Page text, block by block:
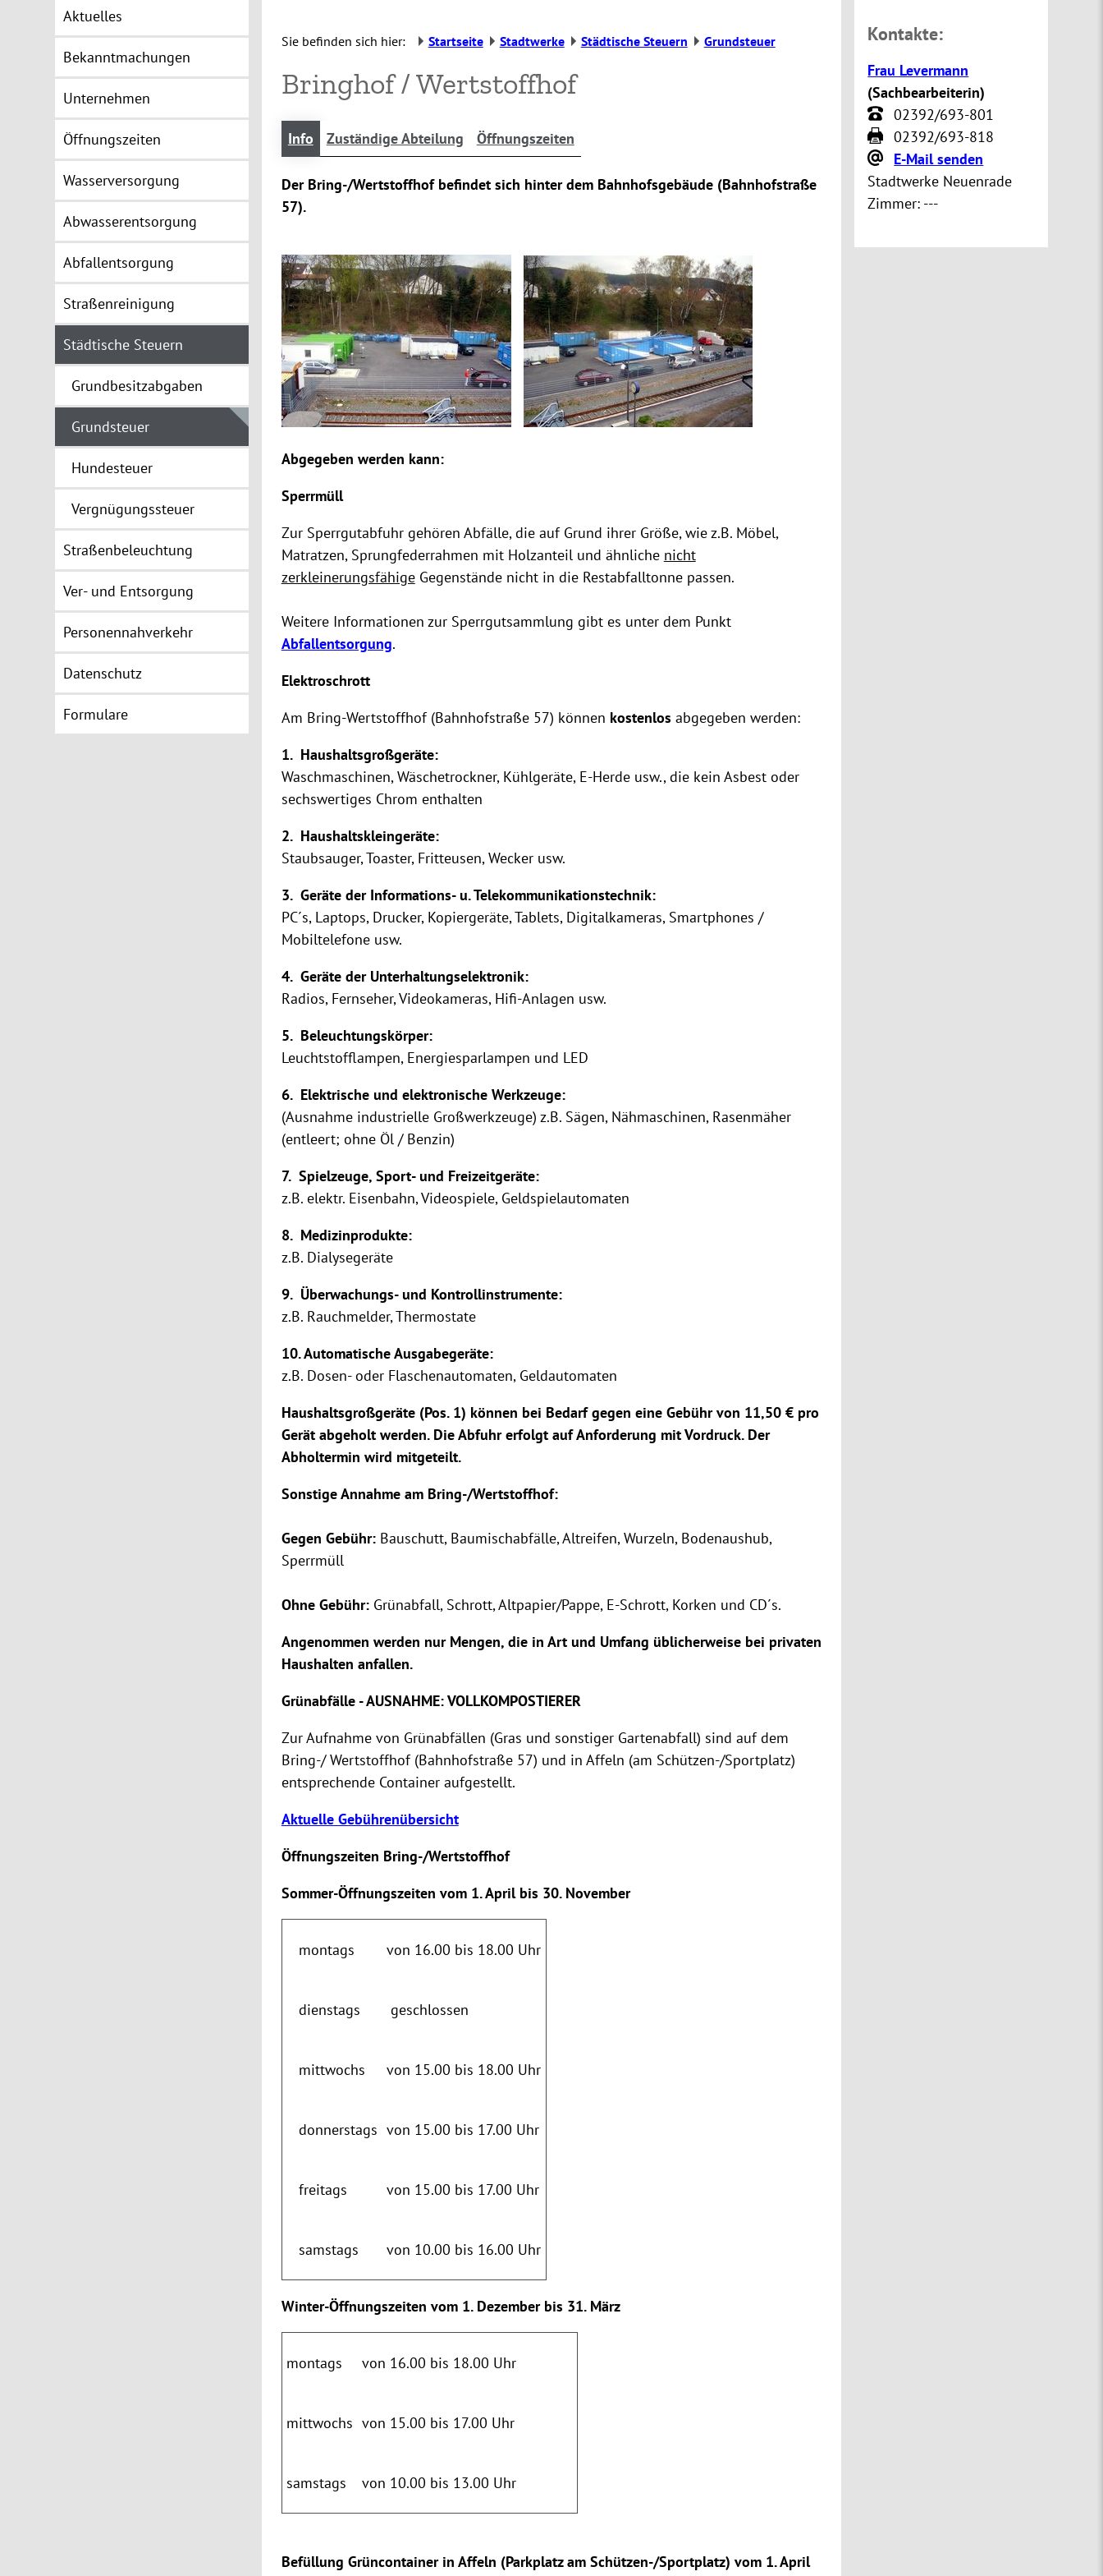
Aktuelles
Bekanntmachungen
Unternehmen
Öffnungszeiten
Wasserversorgung
Abwasserentsorgung
Abfallentsorgung
Straßenreinigung
Städtische Steuern
Grundbesitzabgaben
Grundsteuer
Hundesteuer
Vergnügungssteuer
Straßenbeleuchtung
Ver- und Entsorgung
Personennahverkehr
Datenschutz
Formulare
Sie befinden sich hier: Startseite Stadtwerke Städtische Steuern Grundsteuer
Bringhof / Wertstoffhof
Info Zuständige Abteilung Öffnungszeiten
Der Bring-/Wertstoffhof befindet sich hinter dem Bahnhofsgebäude (Bahnhofstraße
57).
Abgegeben werden kann:
Sperrmüll
Zur Sperrgutabfuhr gehören Abfälle, die auf Grund ihrer Größe, wie z.B. Möbel,
Matratzen, Sprungfederrahmen mit Holzanteil und ähnliche nicht
zerkleinerungsfähigeGegenstände nicht in die Restabfalltonne passen.
Weitere Informationen zur Sperrgutsammlung gibt es unter dem Punkt
Abfallentsorgung.
Elektroschrott
Am Bring-Wertstoffhof (Bahnhofstraße 57) können kostenlos abgegeben werden:
1. Haushaltsgroßgeräte:
Waschmaschinen, Wäschetrockner, Kühlgeräte, E-Herde usw., die kein Asbest oder
sechswertiges Chrom enthalten
2. Haushaltskleingeräte:
Staubsauger, Toaster, Fritteusen, Wecker usw.
3. Geräte der Informations- u. Telekommunikationstechnik:
PC´s, Laptops, Drucker, Kopiergeräte, Tablets, Digitalkameras, Smartphones /
Mobiltelefone usw.
4. Geräte der Unterhaltungselektronik:
Radios, Fernseher, Videokameras, Hifi-Anlagen usw.
5. Beleuchtungskörper:
Leuchtstofflampen, Energiesparlampen und LED
6. Elektrische und elektronische Werkzeuge:
(Ausnahme industrielle Großwerkzeuge) z.B. Sägen, Nähmaschinen, Rasenmäher
(entleert; ohne Öl / Benzin)
7. Spielzeuge, Sport- und Freizeitgeräte:
z.B. elektr. Eisenbahn, Videospiele, Geldspielautomaten
8. Medizinprodukte:
z.B. Dialysegeräte
9. Überwachungs- und Kontrollinstrumente:
z.B. Rauchmelder, Thermostate
10. Automatische Ausgabegeräte:
z.B. Dosen- oder Flaschenautomaten, Geldautomaten
Haushaltsgroßgeräte (Pos. 1) können bei Bedarf gegen eine Gebühr von 11,50 € pro
Gerät abgeholt werden. Die Abfuhr erfolgt auf Anforderung mit Vordruck. Der
Abholtermin wird mitgeteilt.
Sonstige Annahme am Bring-/Wertstoffhof:
Gegen Gebühr:Bauschutt, Baumischabfälle, Altreifen, Wurzeln, Bodenaushub,
Sperrmüll
Ohne Gebühr:Grünabfall, Schrott, Altpapier/Pappe, E-Schrott, Korken und CD´s.
Angenommen werden nur Mengen, die in Art und Umfang üblicherweise bei privaten
Haushalten anfallen.
Grünabfälle - AUSNAHME: VOLLKOMPOSTIERER
Zur Aufnahme von Grünabfällen (Gras und sonstiger Gartenabfall) sind auf dem
Bring-/ Wertstoffhof (Bahnhofstraße 57) und in Affeln (am Schützen-/Sportplatz)
entsprechende Container aufgestellt.
Aktuelle Gebührenübersicht
Öffnungszeiten Bring-/Wertstoffhof
Sommer-Öffnungszeiten vom 1. April bis 30. November
montags von 16.00 bis 18.00 Uhr
dienstags geschlossen
mittwochs von 15.00 bis 18.00 Uhr
donnerstags von 15.00 bis 17.00 Uhr
freitags von 15.00 bis 17.00 Uhr
samstags von 10.00 bis 16.00 Uhr
Winter-Öffnungszeiten vom 1. Dezember bis 31. März
montags von 16.00 bis 18.00 Uhr
mittwochs von 15.00 bis 17.00 Uhr
samstags von 10.00 bis 13.00 Uhr
Befüllung Grüncontainer in Affeln (Parkplatz am Schützen-/Sportplatz) vom 1. April
Kontakte:
Frau Levermann
(Sachbearbeiterin)
02392/693-801
02392/693-818
E-Mail senden
Stadtwerke Neuenrade
Zimmer: ---